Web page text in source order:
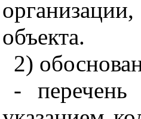
объекта.
2)
- перечень